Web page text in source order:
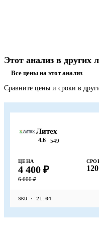
Этот анализ в других
Все цены на этот анализ
Сравните цены и сроки в
Литех
4.6 · 549
ЦЕНА
4 400 ₽
6 600 ₽
SKU · 21.04